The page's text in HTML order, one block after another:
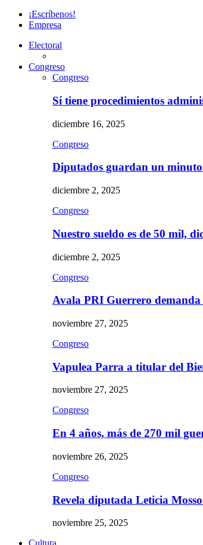
¡Escríbenos!
Empresa
Electoral
Congreso
Congreso
Sí tiene procedimientos
diciembre 16, 2025
Congreso
Diputados guardan un
diciembre 2, 2025
Congreso
Nuestro sueldo es de 50 mil,
diciembre 2, 2025
Congreso
Avala PRI Guerrero
noviembre 27, 2025
Congreso
Vapulea Parra a titular del
noviembre 27, 2025
Congreso
En 4 años, más de 270 mil
noviembre 26, 2025
Congreso
Revela diputada Leticia
noviembre 25, 2025